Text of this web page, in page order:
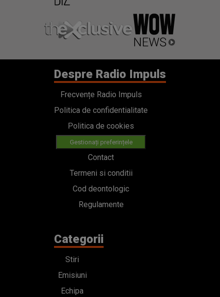
Despre Radio Impuls
Frecvențe Radio Impuls
Politica de confidentialitate
Politica de cookies
Gestionați preferințele
Contact
Termeni si conditii
Cod deontologic
Regulamente
Categorii
Stiri
Emisiuni
Echipa